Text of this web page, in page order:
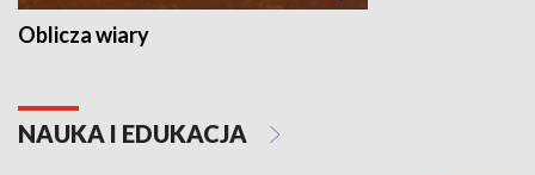
Oblicza wiary
NAUKA I EDUKACJA